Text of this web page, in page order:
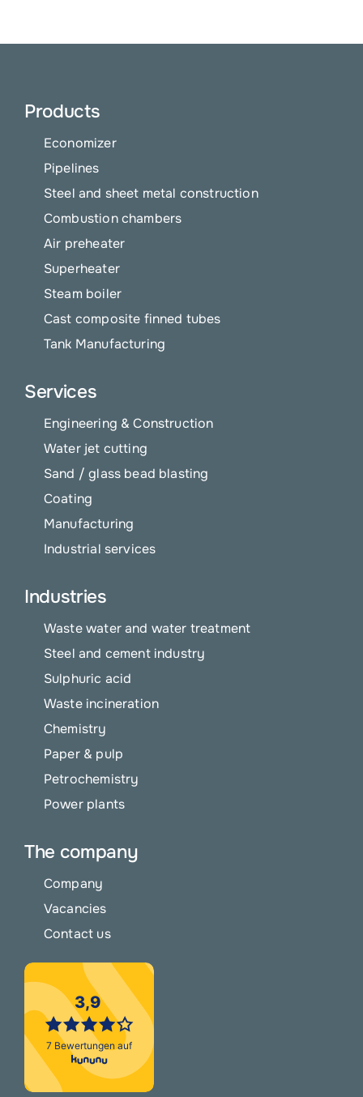
Products
Economizer
Pipelines
Steel and sheet metal construction
Combustion chambers
Air preheater
Superheater
Steam boiler
Cast composite finned tubes
Tank Manufacturing
Services
Engineering & Construction
Water jet cutting
Sand / glass bead blasting
Coating
Manufacturing
Industrial services
Industries
Waste water and water treatment
Steel and cement industry
Sulphuric acid
Waste incineration
Chemistry
Paper & pulp
Petrochemistry
Power plants
The company
Company
Vacancies
Contact us